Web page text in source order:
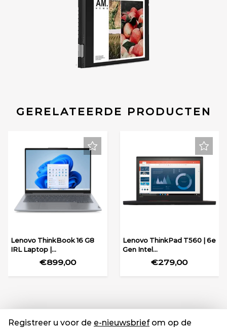
GERELATEERDE PRODUCTEN
Lenovo ThinkBook 16 G8
IRL Laptop |...
€899,00
Lenovo ThinkPad T560 | 6e
Gen Intel...
€279,00
Registreer u voor de e-nieuwsbriefom op de